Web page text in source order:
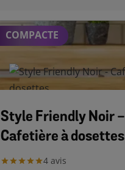
COMPACTE
Style Friendly Noir -
Cafetière à dosettes
4 avis